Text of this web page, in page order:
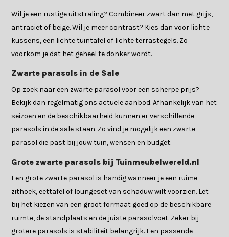
Wil je een rustige uitstraling? Combineer zwart dan met grijs,
antraciet of beige. Wil je meer contrast? Kies dan voor lichte
kussens, een lichte tuintafel of lichte terrastegels. Zo
voorkom je dat het geheel te donker wordt.
Zwarte parasols in de Sale
Op zoek naar een zwarte parasol voor een scherpe prijs?
Bekijk dan regelmatig ons actuele aanbod. Afhankelijk van het
seizoen en de beschikbaarheid kunnen er verschillende
parasols in de sale staan. Zo vind je mogelijk een zwarte
parasol die past bij jouw tuin, wensen en budget.
Grote zwarte parasols bij Tuinmeubelwereld.nl
Een grote zwarte parasol is handig wanneer je een ruime
zithoek, eettafel of loungeset van schaduw wilt voorzien. Let
bij het kiezen van een groot formaat goed op de beschikbare
ruimte, de standplaats en de juiste parasolvoet. Zeker bij
grotere parasols is stabiliteit belangrijk. Een passende